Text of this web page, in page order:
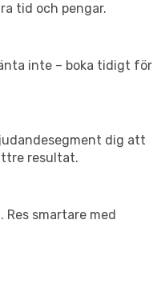
tid och pengar.
inte – boka tidigt för
dig att
resultat.
smartare med